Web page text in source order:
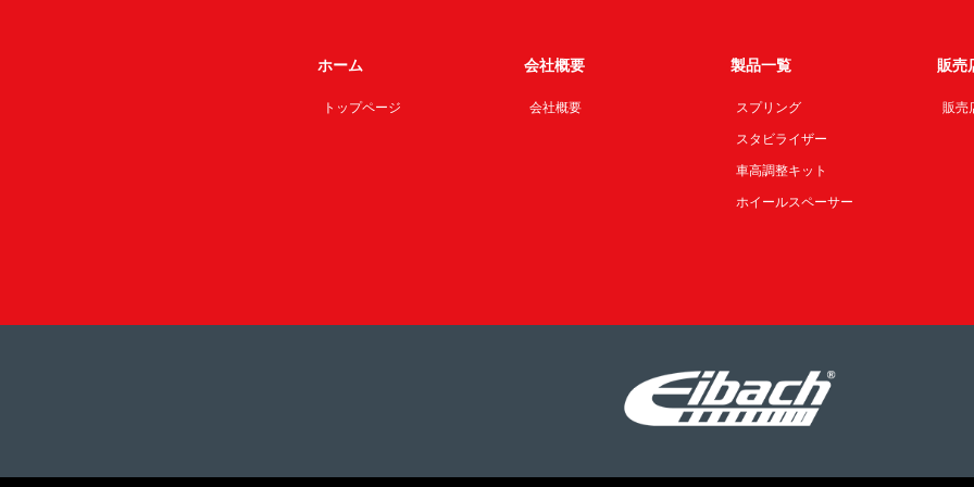
ホーム
トップページ
会社概要
会社概要
製品一覧
スプリング
スタビライザー
車高調整キット
ホイールスペーサー
販売
販売